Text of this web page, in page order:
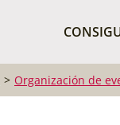
Organización de